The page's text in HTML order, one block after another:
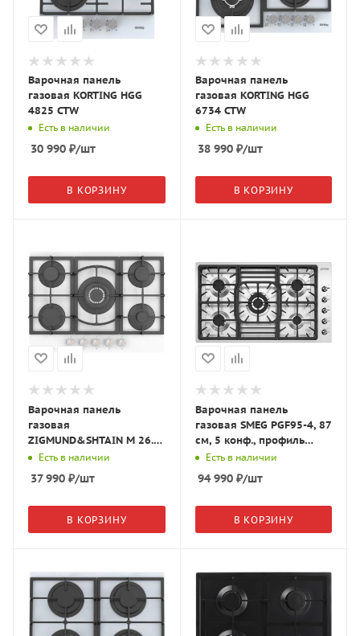
Варочная панель
газовая KORTING HGG
4825 CTW
Есть в наличии
30 990 ₽/шт
В КОРЗИНУ
Варочная панель
газовая KORTING HGG
6734 CTW
Есть в наличии
38 990₽/шт
В КОРЗИНУ
Варочная панель
газовая
ZIGMUND&SHTAIN M 26.7
W Есть в наличии
37 990 ₽/шт
В КОРЗИНУ
Варочная панель
газовая SMEG PGF95-4, 87
см, 5 конф., профиль
ультранизкий, нерж.
сталь/сталь
Есть в наличии
94 990₽/шт
В КОРЗИНУ